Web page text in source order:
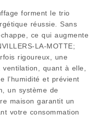
forment le trio
réussie. Sans
ce qui augmente
LA-MOTTE;
rigoureux, une
quant à elle,
l’humidité et prévient
un système de
maison garantit un
votre consommation